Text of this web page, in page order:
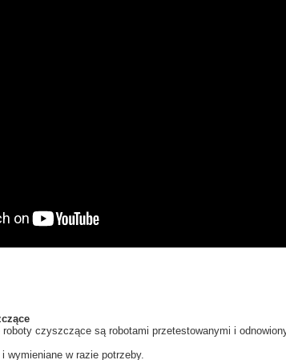
czyszczące są robotami przetestowanymi i
wymieniane w razie potrzeby.